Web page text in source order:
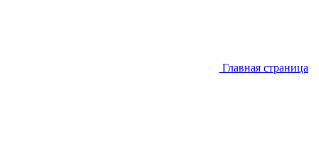
Главная страница